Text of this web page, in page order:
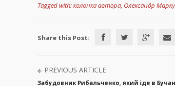
Tagged with:колонка автора, Олександр
Share this Post:
PREVIOUS ARTICLE
Забудовник Рибальченко, який іде в